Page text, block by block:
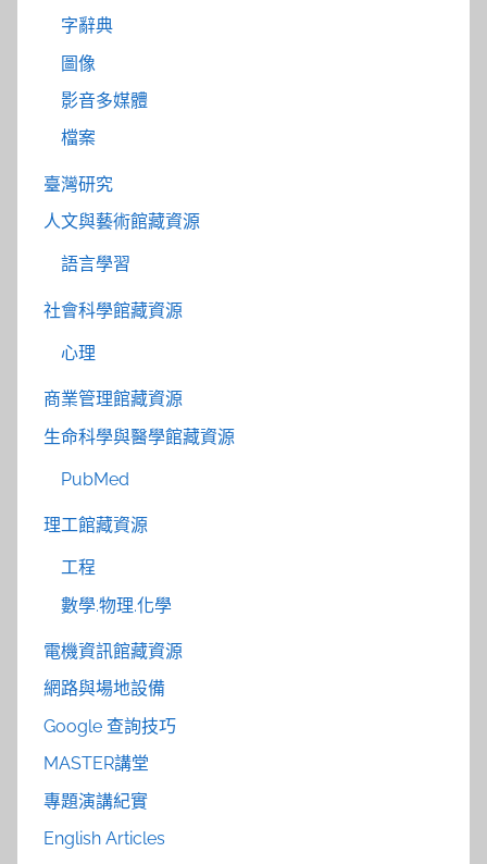
字辭典
圖像
影音多媒體
檔案
臺灣研究
人文與藝術館藏資源
語言學習
社會科學館藏資源
心理
商業管理館藏資源
生命科學與醫學館藏資源
PubMed
理工館藏資源
工程
數學.物理.化學
電機資訊館藏資源
網路與場地設備
Google 查詢技巧
MASTER講堂
專題演講紀實
English Articles